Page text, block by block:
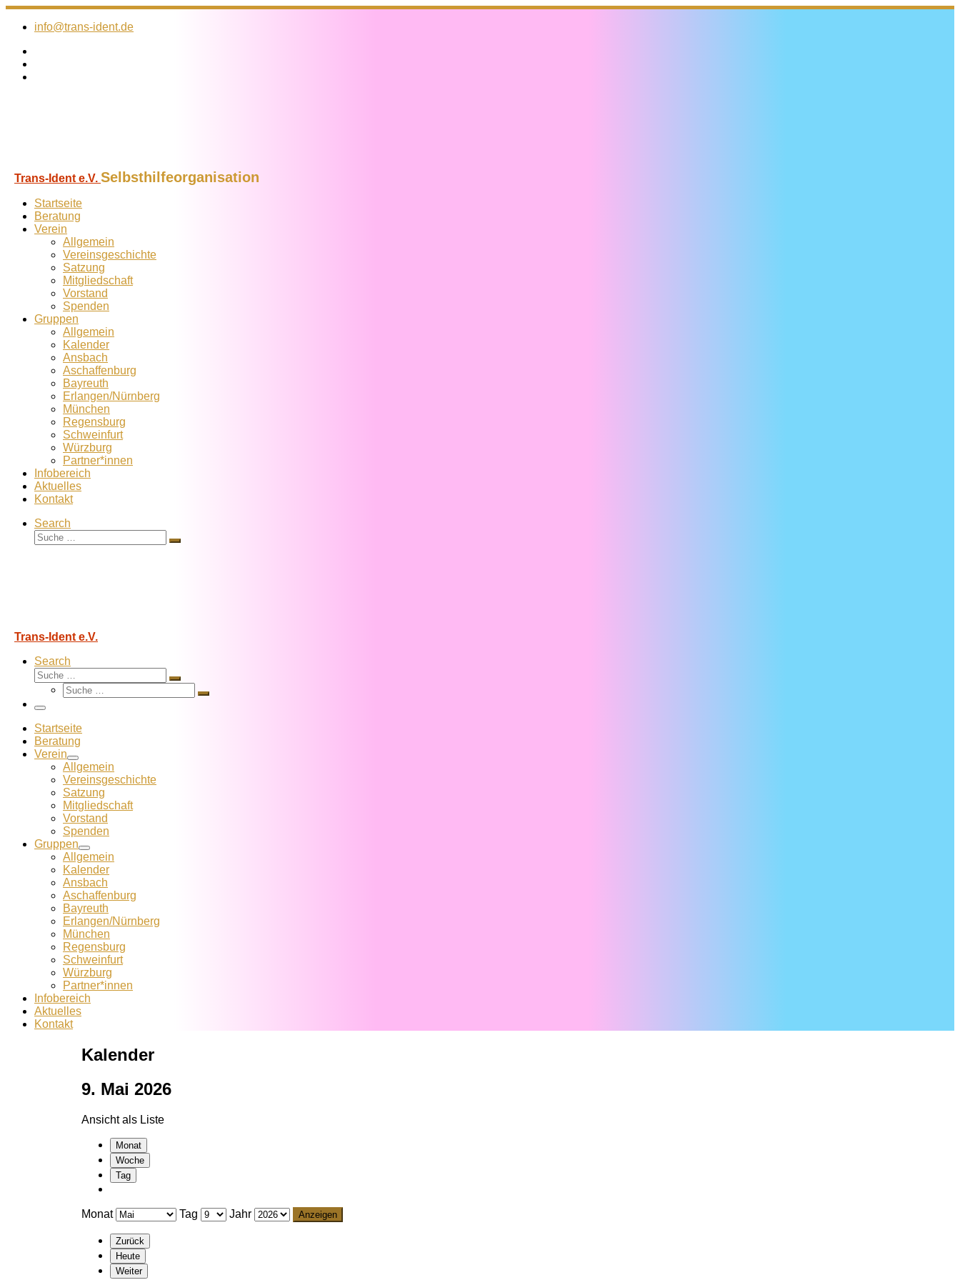
Zum
Inhalt
info@trans-ident.de
Trans-Ident e.V. Selbsthilfeorganisation
Startseite
Beratung
Verein
Allgemein
Vereins­geschichte
Satzung
Mitglied­schaft
Vorstand
Spenden
Gruppen
Allgemein
Kalender
Ansbach
Aschaffenburg
Bayreuth
Erlangen/Nürnberg
München
Regensburg
Schweinfurt
Würzburg
Partner*innen
Infobereich
Aktuelles
Kontakt
Search
Suche
Suche
Trans-Ident e.V.
Search
Suche
Suche
Suche
Suche
Menü
Startseite
Beratung
Verein
Allgemein
Vereins­geschichte
Satzung
Mitglied­schaft
Vorstand
Spenden
Gruppen
Allgemein
Kalender
Ansbach
Aschaffenburg
Bayreuth
Erlangen/Nürnberg
München
Regensburg
Schweinfurt
Würzburg
Partner*innen
Infobereich
Aktuelles
Kontakt
Kalender
9. Mai 2026
Ansicht als Liste
Monat
Woche
Tag
Monat Tag Jahr
Zurück
Heute
Weiter